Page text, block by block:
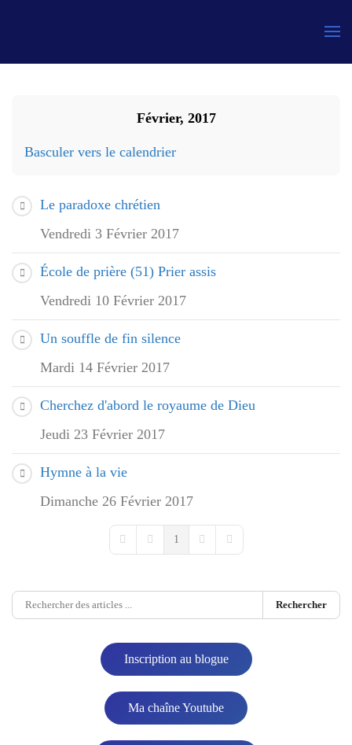
Février, 2017
Basculer vers le calendrier
Le paradoxe chrétien
Vendredi 3 Février 2017
École de prière (51) Prier assis
Vendredi 10 Février 2017
Un souffle de fin silence
Mardi 14 Février 2017
Cherchez d'abord le royaume de Dieu
Jeudi 23 Février 2017
Hymne à la vie
Dimanche 26 Février 2017
First PagePrevious Page
1
Next PageLast Page
Rechercher
Inscription au blogue
Ma chaîne Youtube